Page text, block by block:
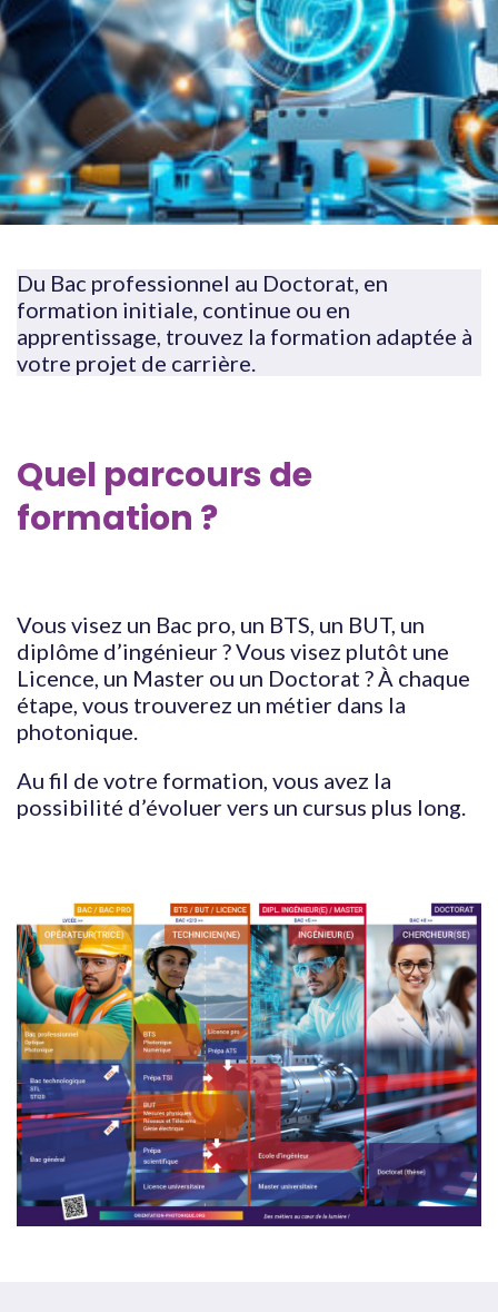
Du Bac professionnel au Doctorat, en
formation initiale, continue ou en
apprentissage, trouvez la formation adaptée à
votre projet de carrière.
Quel parcours de
formation ?
Vous visez un Bac pro, un BTS, un BUT, un
diplôme d’ingénieur ? Vous visez plutôt une
Licence, un Master ou un Doctorat ? À chaque
étape, vous trouverez un métier dans la
photonique.
Au fil de votre formation, vous avez la
possibilité d’évoluer vers un cursus plus long.